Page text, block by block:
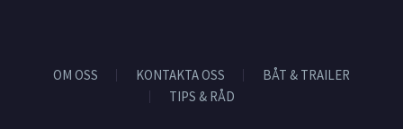
OM OSS KONTAKTA OSS
BÅT & TRAILER
TIPS & RÅD